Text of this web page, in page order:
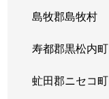
島牧郡島牧村
寿都郡黒松内町
虻田郡ニセコ町